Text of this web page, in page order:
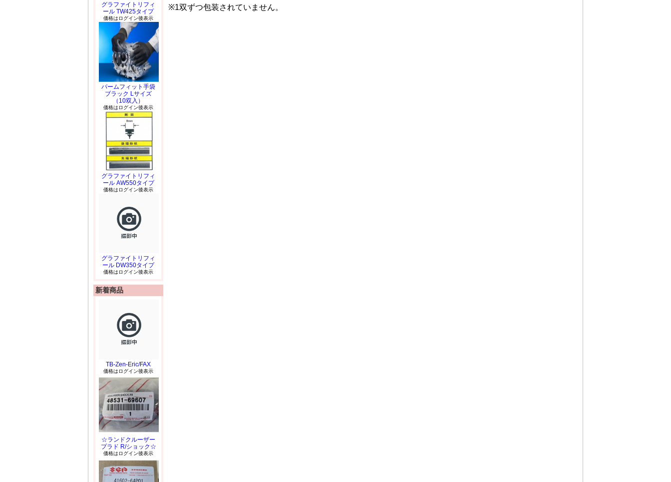
※1双ずつ包装されていません。
グラファイトリフィ
ール TW425タイプ
価格はログイン後表示
パームフィット手袋
ブラック Lサイズ
（10双入）
価格はログイン後表示
グラファイトリフィ
ール AW550タイプ
価格はログイン後表示
グラファイトリフィ
ール DW350タイプ
価格はログイン後表示
新着商品
TB-Zen-Eric/FAX
価格はログイン後表示
☆ランドクルーザー
プラド R/ショック☆
価格はログイン後表示